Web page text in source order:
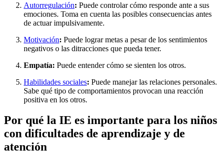
Autorregulación: Puede controlar cómo responde ante a sus
emociones. Toma en cuenta las posibles consecuencias antes
de actuar impulsivamente.
Motivación: Puede lograr metas a pesar de los sentimientos
negativos o las ditracciones que pueda tener.
Empatía: Puede entender cómo se sienten los otros.
Habilidades sociales: Puede manejar las relaciones personales.
Sabe qué tipo de comportamientos provocan una reacción
positiva en los otros.
Por qué la IE es importante para los niños
con dificultades de aprendizaje y de
atención